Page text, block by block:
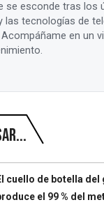
se esconde tras los
las tecnologías de
en un
cuello de botella del
el 99 % del